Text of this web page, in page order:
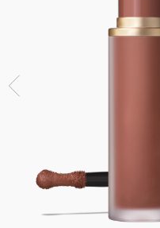
VOIR TOUT - VISAGE
VOIR TOUT - PINCEAUX